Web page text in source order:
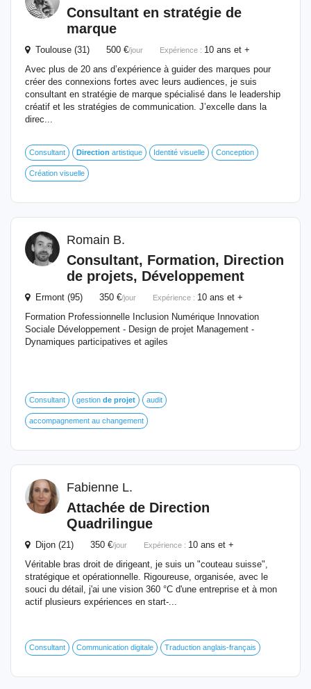
Consultant en stratégie de
marque
Toulouse (31) 500 €/jour Expérience : 10 ans et +
Avec plus de 20 ans d’expérience à guider des marques pour
créer des connexions fortes avec leurs audiences, je suis
consultant en stratégie de marque spécialisé dans le leadership
créatif et les stratégies de communication. J’excelle dans la
direc...
Consultant Direction artistique Identité visuelle Conception
Création visuelle
Romain B.
Consultant, Formation, Direction
de projets, Développement
Ermont (95) 350 €/jour Expérience : 10 ans et +
Formation Professionnelle Inclusion Numérique Innovation
Sociale Développement - Design de projet Management -
Dynamiques participatives et agiles
Consultant gestion de projet audit
accompagnement au changement
Fabienne L.
Attachée de Direction
Quadrilingue
Dijon (21) 350 €/jour Expérience : 10 ans et +
Véritable bras droit de dirigeant, je suis un "couteau suisse",
stratégique et opérationnelle. Rigoureuse, organisée, avec le
souci du détail, j'ai une vision 360 °C d'une entreprise et à mon
actif plusieurs expériences en start-...
Consultant Communication digitale Traduction anglais-français